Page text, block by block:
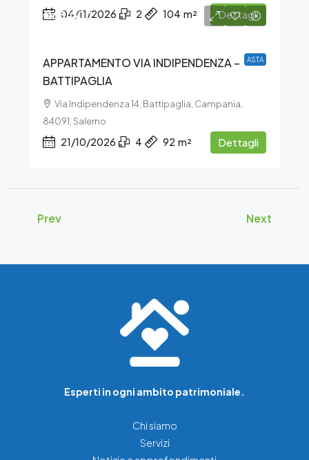
04/11/2026 2 104 m² Dettagli
ASTA
€65.000
APPARTAMENTO VIA INDIPENDENZA –
BATTIPAGLIA
Via Indipendenza 14, Battipaglia, Campania,
84091, Salerno
21/10/2026 4 92 m² Dettagli
Prev Next
Esperti in ogni ambito patrimoniale.
Chi siamo
Servizi